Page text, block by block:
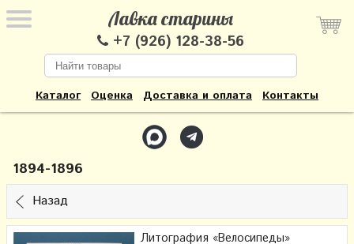
Лавка старины
+7 (926) 128-38-56
Каталог Оценка Доставка и оплата Контакты
1894-1896
Назад
Литография «Велосипеды»